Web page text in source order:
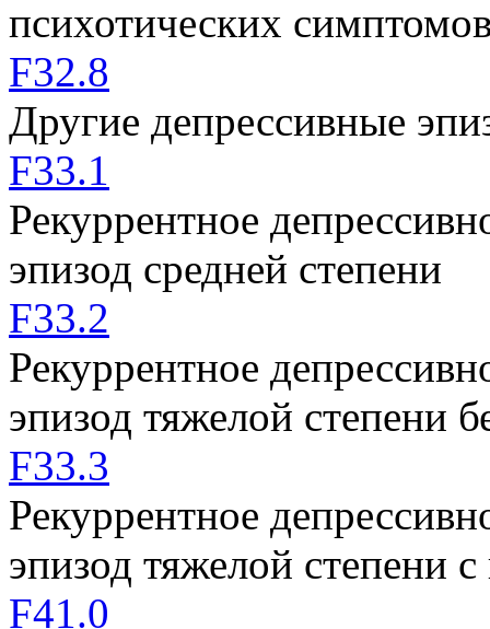
психотических
F32.8
Другие депрессивные
F33.1
Рекуррентное
эпизод средней степени
F33.2
Рекуррентное
эпизод тяжелой степени
F33.3
Рекуррентное
эпизод тяжелой степени
F41.0